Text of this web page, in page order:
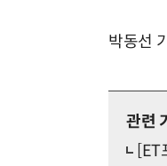
박동선
관련